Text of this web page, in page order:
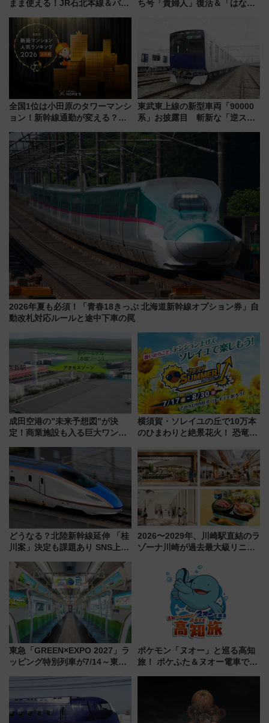
まま使える！JR石北本線＆バス
ーパス」でおトクに道東観光
（8/3発売）
ち号「貴婦人」復活＆「はなあ
り方は？
全国1位は小田原のタワーマンシ
ョン！新幹線通勤が変える？
【新築マンション人気ランキン
グ】
東武東上線の新型車両「90000
系」お披露目 斬新な「逆スラ
放的な車内空間に注目、デビュ
2026年夏も必須！「青春18きっぷ 北海道新幹線オプション券」自
動改札対応ルールと途中下車の罠
成田空港の”未来予想図”が決
定！商業施設も入る巨大ワンタ
で新型特急が品川･羽田とを結
ぶ！ JR空港駅は2面3線化！
横須賀・ソレイユの丘で10万本
のひまわりと絶景花火！ 恐竜や
帰りお出かけ最新情報（2026年
7月17日～開催）
どうなる？北陸新幹線延伸 「桂
川案」決定も課題あり SNS上の
2026〜2029年、川崎駅直結のラ
ゾーナ川崎が過去最大級リニュ
「いつから何が変わるか」徹底
東急「GREEN×EXPO 2027」ラ
ッピング特別列車が7/14～東
ー！ 注目の編成やデザインまと
ポケモン「ヌオー」と巡る高知
旅！ ポケふた＆ヌオー電車で楽
（7月18日スタート）